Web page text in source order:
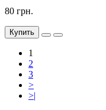
80 грн.
Купить
1
2
3
>
>|